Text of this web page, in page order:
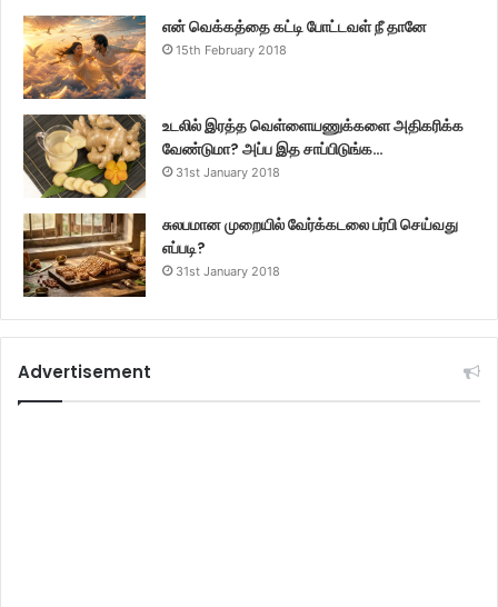
என் வெக்கத்தை கட்டி போட்டவள் நீ தானே
15th February 2018
உடலில் இரத்த வெள்ளையணுக்களை அதிகரிக்க
வேண்டுமா? அப்ப இத சாப்பிடுங்க…
31st January 2018
சுலபமான முறையில் வேர்க்கடலை பர்பி செய்வது
எப்படி?
31st January 2018
Advertisement